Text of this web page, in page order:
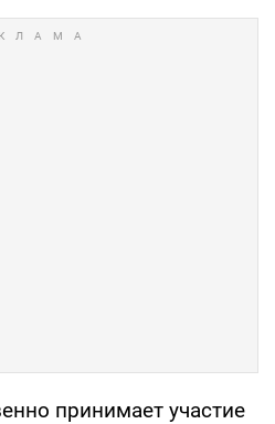
принимает участие